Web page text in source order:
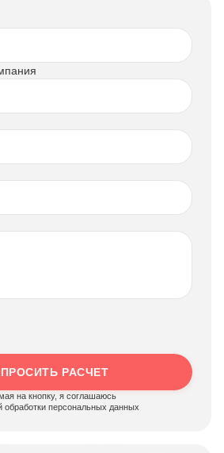
РАСЧЕТ
на кнопку, я соглашаюсь
обработки персональных данных